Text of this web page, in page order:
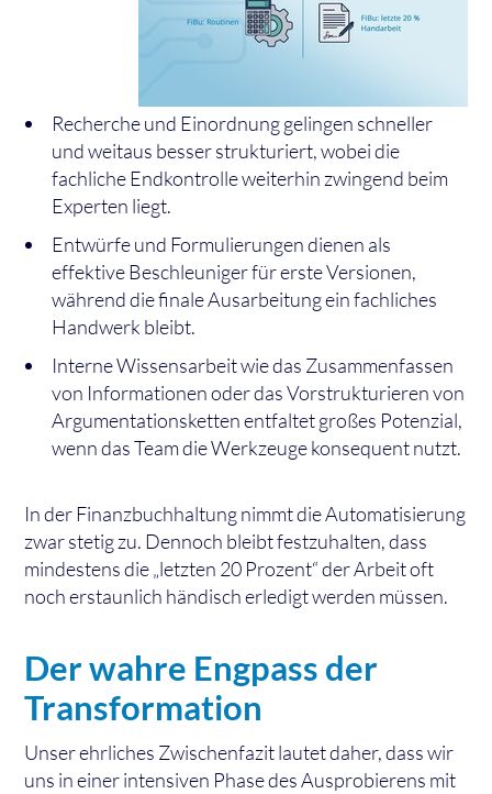
Recherche und Einordnung gelingen schneller
und weitaus besser strukturiert, wobei die
fachliche Endkontrolle weiterhin zwingend beim
Experten liegt.
Entwürfe und Formulierungen dienen als
effektive Beschleuniger für erste Versionen,
während die finale Ausarbeitung ein fachliches
Handwerk bleibt.
Interne Wissensarbeit wie das Zusammenfassen
von Informationen oder das Vorstrukturieren von
Argumentationsketten entfaltet großes Potenzial,
wenn das Team die Werkzeuge konsequent nutzt.
In der Finanzbuchhaltung nimmt die Automatisierung
zwar stetig zu. Dennoch bleibt festzuhalten, dass
mindestens die „letzten 20 Prozent“ der Arbeit oft
noch erstaunlich händisch erledigt werden müssen.
Der wahre Engpass der
Transformation
Unser ehrliches Zwischenfazit lautet daher, dass wir
uns in einer intensiven Phase des Ausprobierens mit